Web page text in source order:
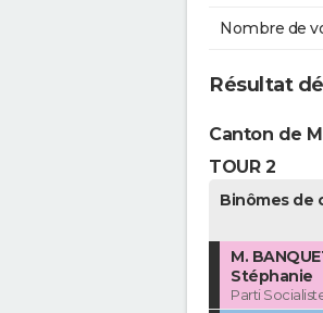
Nombre de
Résultat
Canton de
TOUR 2
Binômes de
M.
Stéphanie
Parti